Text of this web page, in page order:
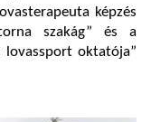
képzés
szakág” és a
lovassport oktatója”